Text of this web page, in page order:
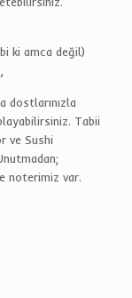
ki amca değil)
dostlarınızla
Tabii
ve Sushi
noterimiz var.